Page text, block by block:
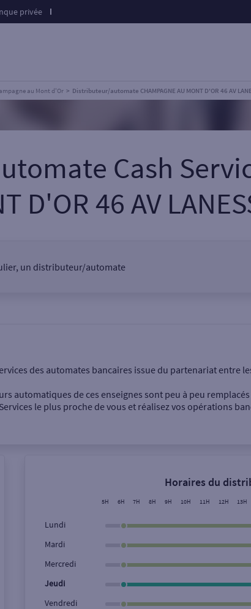
privée
au Mont d'Or Distributeur/automate CHAMPAGNE AU MONT D'OR 46 AV
Cash
D'OR 46 AV
un distributeur/automate
Retrait de monnaie €
Rue
des automates bancaires issue du partenariat entre
automatiques de ces enseignes sont peu à peu
le plus proche de vous et réalisez vos opérations
Horaires du
5H 6H 7H 8H 9H 10H 11H 12H 13H
Lundi
Mardi
Mercredi
Jeudi
Vendredi